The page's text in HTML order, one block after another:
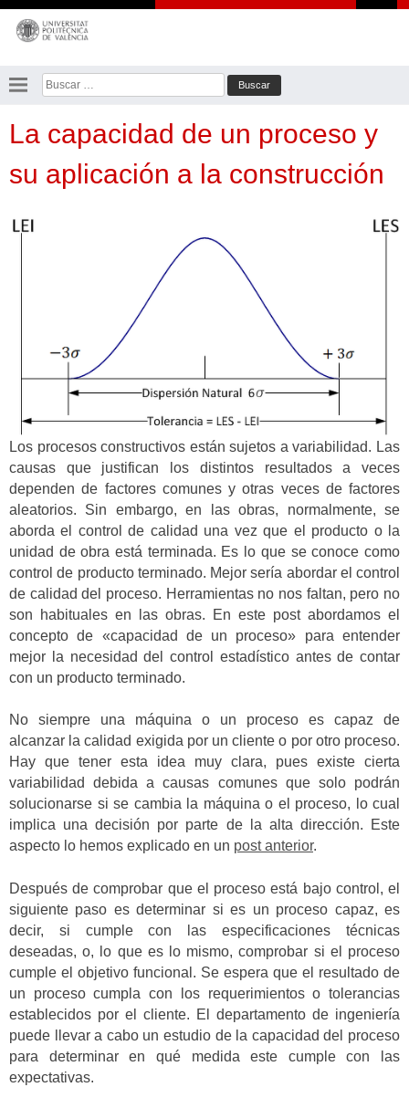
Saltar
contenido
Buscar:
La capacidad de un proceso y
su aplicación a la construcción
Los procesos constructivos están sujetos a variabilidad. Las
causas que justifican los distintos resultados a veces
dependen de factores comunes y otras veces de factores
aleatorios. Sin embargo, en las obras, normalmente, se
aborda el control de calidad una vez que el producto o la
unidad de obra está terminada. Es lo que se conoce como
control de producto terminado. Mejor sería abordar el control
de calidad del proceso. Herramientas no nos faltan, pero no
son habituales en las obras. En este post abordamos el
concepto de «capacidad de un proceso» para entender
mejor la necesidad del control estadístico antes de contar
con un producto terminado.
No siempre una máquina o un proceso es capaz de
alcanzar la calidad exigida por un cliente o por otro proceso.
Hay que tener esta idea muy clara, pues existe cierta
variabilidad debida a causas comunes que solo podrán
solucionarse si se cambia la máquina o el proceso, lo cual
implica una decisión por parte de la alta dirección. Este
aspecto lo hemos explicado en un post anterior.
Después de comprobar que el proceso está bajo control, el
siguiente paso es determinar si es un proceso capaz, es
decir, si cumple con las especificaciones técnicas
deseadas, o, lo que es lo mismo, comprobar si el proceso
cumple el objetivo funcional. Se espera que el resultado de
un proceso cumpla con los requerimientos o tolerancias
establecidos por el cliente. El departamento de ingeniería
puede llevar a cabo un estudio de la capacidad del proceso
para determinar en qué medida este cumple con las
expectativas.